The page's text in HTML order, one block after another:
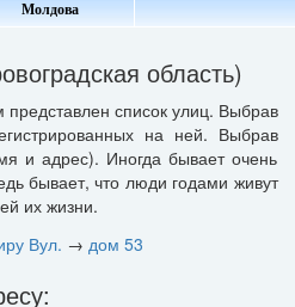
Молдова
область)
список улиц. Выбрав
на ней. Выбрав
и адрес). Иногда бывает очень
бывает, что люди годами живут
их жизни.
Вул. → дом 53